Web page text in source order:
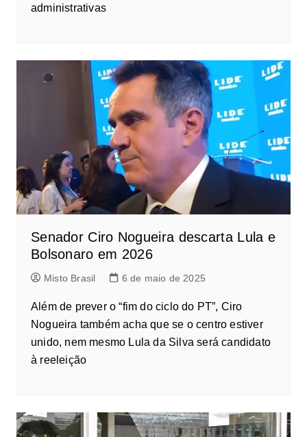
administrativas
Senador Ciro Nogueira descarta Lula e
Bolsonaro em 2026
Misto Brasil 6 de maio de 2025
Além de prever o “fim do ciclo do PT”, Ciro
Nogueira também acha que se o centro estiver
unido, nem mesmo Lula da Silva será candidato
à reeleição